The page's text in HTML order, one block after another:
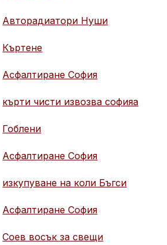
Авторадиатори Нуши
Къртене
Асфалтиране София
кърти чисти извозва софияа
Гоблени
Асфалтиране София
изкупуване на коли Бъгси
Асфалтиране София
Соев восък за свещи